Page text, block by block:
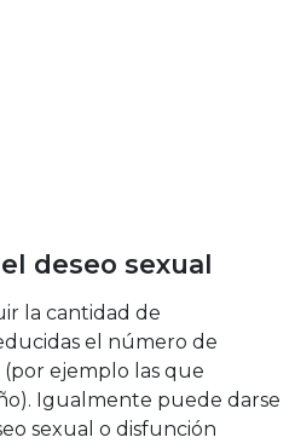
deseo sexual
la cantidad de
el número de
ejemplo las que
Igualmente puede darse
sexual o disfunción